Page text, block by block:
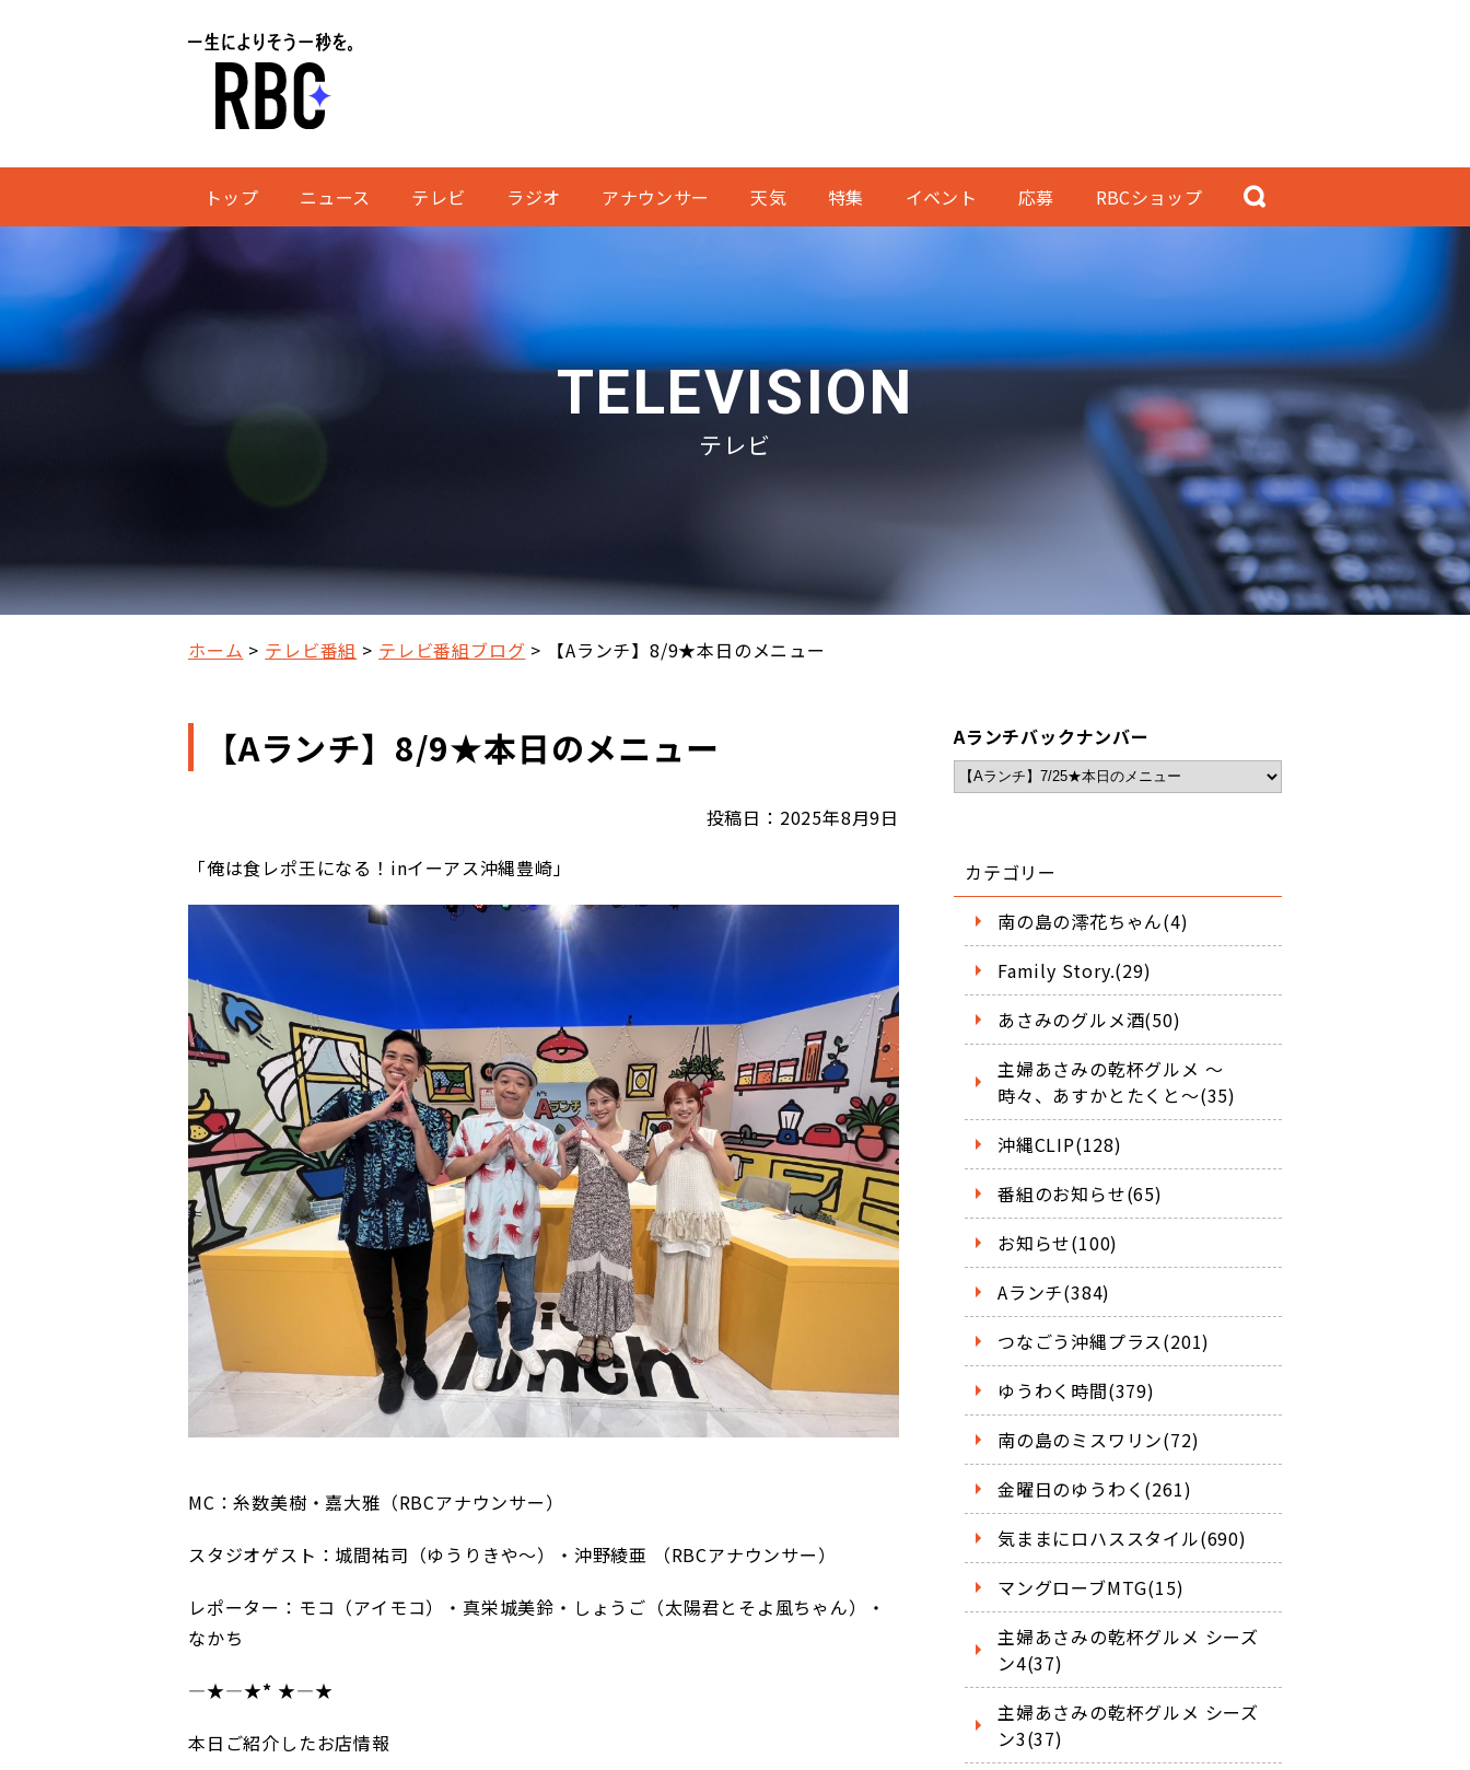
トップ ニュース テレビ ラジオ アナウンサー 天気 特集 イベント 応募 RBCショップ
TELEVISION
テレビ
ホーム テレビ番組 テレビ番組ブログ 【Aランチ】8/9★本日のメニュー
【Aランチ】8/9★本日のメニュー
投稿日：2025年8月9日
「俺は食レポ王になる！inイーアス沖縄豊崎」
MC：糸数美樹・嘉大雅（RBCアナウンサー）
スタジオゲスト：城間祐司（ゆうりきや～）・沖野綾亜 （RBCアナウンサー）
レポーター：モコ（アイモコ）・真栄城美鈴・しょうご（太陽君とそよ風ちゃん）・
なかち
―★――――★* ★――――★
本日ご紹介したお店情報
Aランチバックナンバー
カテゴリー
南の島の澪花ちゃん(4)
Family Story.(29)
あさみのグルメ酒(50)
主婦あさみの乾杯グルメ ～
時々、あすかとたくと～(35)
沖縄CLIP(128)
番組のお知らせ(65)
お知らせ(100)
Aランチ(384)
つなごう沖縄プラス(201)
ゆうわく時間(379)
南の島のミスワリン(72)
金曜日のゆうわく(261)
気ままにロハススタイル(690)
マングローブMTG(15)
主婦あさみの乾杯グルメ シーズ
ン4(37)
主婦あさみの乾杯グルメ シーズ
ン3(37)